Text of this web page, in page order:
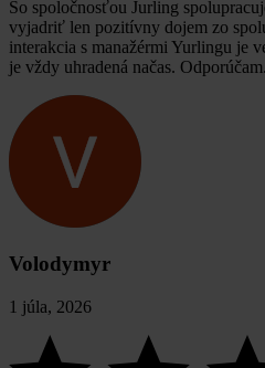
So spoločnosťou Jurling
vyjadriť len pozitívny dojem zo
interakcia s manažérmi Yurlingu je
je vždy uhradená načas. Odporúčam.
Volodymyr
1 júla, 2026